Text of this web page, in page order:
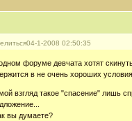
04-1-2008 02:50:35
форуме девчата хотят
в не очень хороших
взгляд такое "спасение" лишь
вы думаете?